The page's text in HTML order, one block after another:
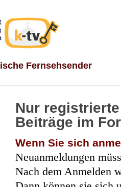
Fernsehsender
Nur
Beiträge im
Wenn Sie sich
Neuanmeldungen
Nach dem Anmelden